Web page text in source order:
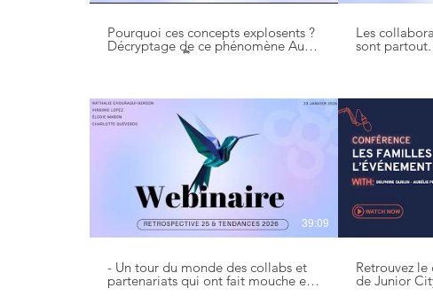
Pourquoi ces concepts explosents ?
Décryptage de ce phénomène Au
programme 👇 Comment expliquer
succès #loisirs #parcattraction
#parcattractions #entertainment
#cobrandz #licensing
Les
sont
acquisition,
programme 👇 •
différents type
stratégies
fonction
exemples
Les erreurs à
#partenariat
#cobrandz
39:09
- Un tour du monde des collabs et
partenariats qui ont fait mouche en
2025 ! - Une analyse sur la force de
Retrouvez
de Junior
familles et